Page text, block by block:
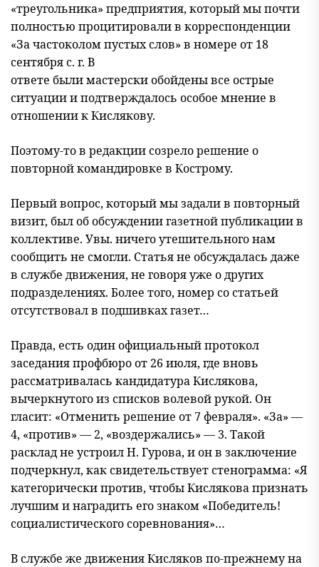
«треугольника» предприятия, который мы почти
полностью процитировали в корреспонденции
«За частоколом пустых слов» в номере от 18
сентября с. г. В
ответе были мастерски обойдены все острые
ситуации и подтверждалось особое мнение в
отношении к Кислякову.
Поэтому-то в редакции созрело решение о
повторной командировке в Кострому.
Первый вопрос, который мы задали в повторный
визит, был об обсуждении газетной публикации в
коллективе. Увы. ничего утешительного нам
сообщить не смогли. Статья не обсуждалась даже
в службе движения, не говоря уже о других
подразделениях. Более того, номер со статьей
отсутствовал в подшивках газет…
Правда, есть один официальный протокол
заседания профбюро от 26 июля, где вновь
рассматривалась кандидатура Кислякова,
вычеркнутого из списков волевой рукой. Он
гласит: «Отменить решение от 7 февраля». «За» —
4, «против» — 2, «воздержались» — 3. Такой
расклад не устроил Н. Гурова, и он в заключение
подчеркнул, как свидетельствует стенограмма: «Я
категорически против, чтобы Кислякова признать
лучшим и наградить его знаком «Победитель!
социалистического соревнования»…
В службе же движения Кисляков по-прежнему на